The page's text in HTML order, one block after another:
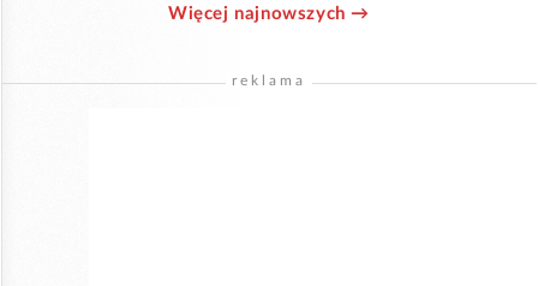
Więcej najnowszych →
reklama